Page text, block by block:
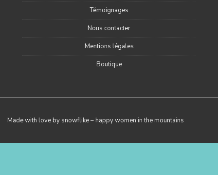
Témoignages
Nous contacter
Mentions légales
Boutique
Made with love by snowflike – happy women in the mountains